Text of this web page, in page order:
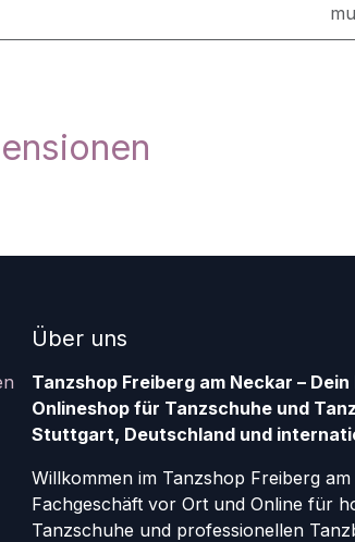
Über uns
Tanzshop Freiberg am Neckar –
Onlineshop für Tanzschuhe und
Stuttgart, Deutschland und
Willkommen im Tanzshop Freiberg
Fachgeschäft vor Ort und Online für
Tanzschuhe und professionellen